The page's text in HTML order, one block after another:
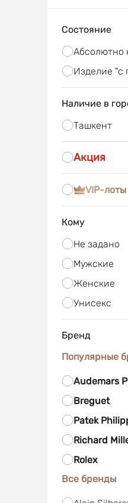
Состояние
Абсолютно
Изделие "с
Наличие в
Ташкент
Акция
VIP-лоты
Кому
Не задано
Мужские
Женские
Унисекс
Бренд
Популярные
Audemars
Breguet
Patek
Richard
Rolex
Все бренды